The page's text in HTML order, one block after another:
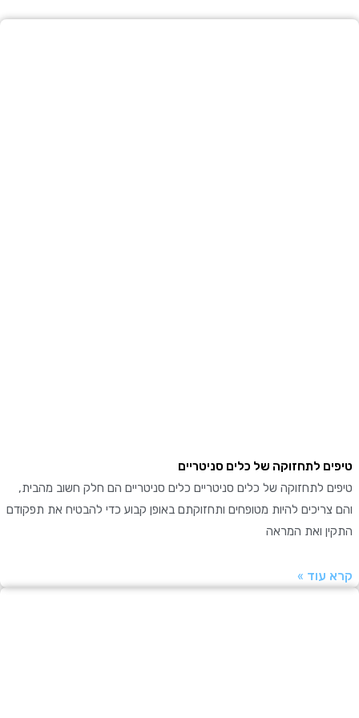
לתחזוקה של כלים סניטריים
לתחזוקה של כלים סניטריים כלים סניטריים הם חלק חשוב מהבית,
להיות מטופחים ותחזוקתם באופן קבוע כדי להבטיח את תפקודם
ואת המראה
»